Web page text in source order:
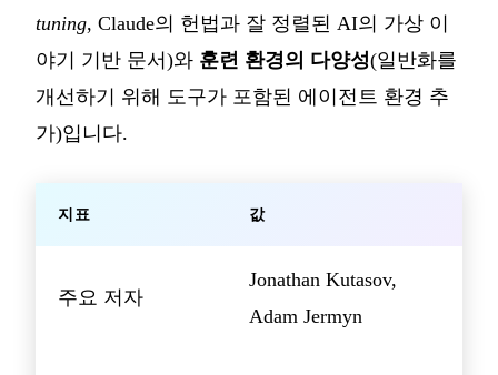
tuning, Claude의 헌법과 잘 정렬된 AI의 가상 이
야기 기반 문서)와 훈련 환경의 다양성(일반화를
개선하기 위해 도구가 포함된 에이전트 환경 추
가)입니다.
지표 값
주요 저자
Jonathan Kutasov,
Adam Jermyn